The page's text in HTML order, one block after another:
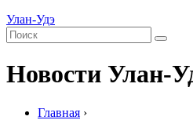
Улан-Удэ
Новости Улан-
Главная ›